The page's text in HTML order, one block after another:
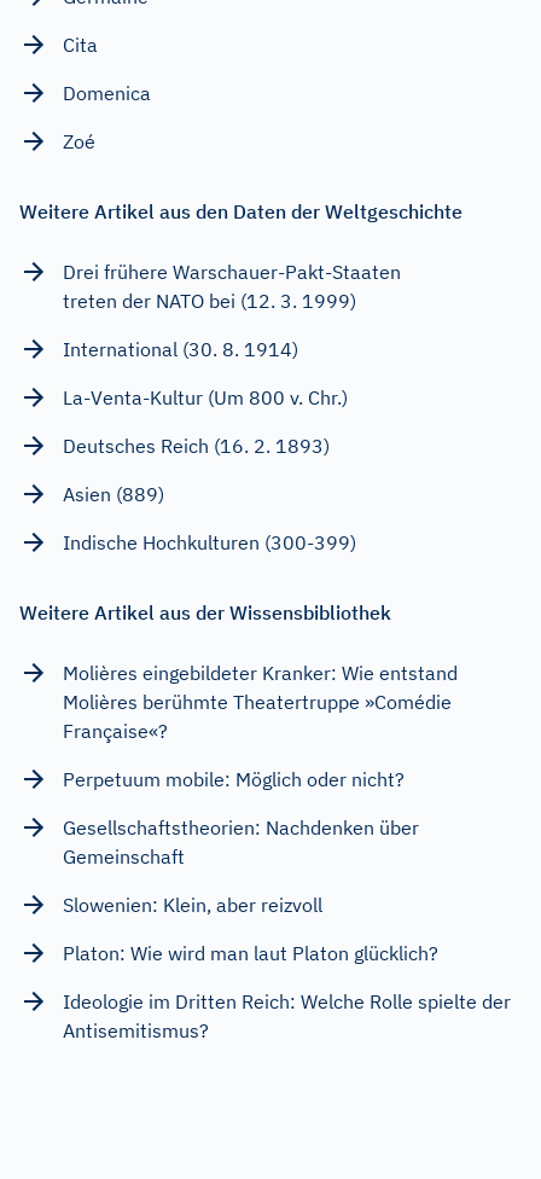
Cita
Domenica
Zoé
Weitere Artikel aus den Daten der Weltgeschichte
Drei frühere Warschauer-Pakt-Staaten
treten der NATO bei (12. 3. 1999)
International (30. 8. 1914)
La-Venta-Kultur (Um 800 v. Chr.)
Deutsches Reich (16. 2. 1893)
Asien (889)
Indische Hochkulturen (300-399)
Weitere Artikel aus der Wissensbibliothek
Molières eingebildeter Kranker: Wie entstand
Molières berühmte Theatertruppe »Comédie
Française«?
Perpetuum mobile: Möglich oder nicht?
Gesellschaftstheorien: Nachdenken über
Gemeinschaft
Slowenien: Klein, aber reizvoll
Platon: Wie wird man laut Platon glücklich?
Ideologie im Dritten Reich: Welche Rolle spielte der
Antisemitismus?